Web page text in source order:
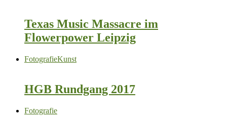
Texas Music Massacre im
Flowerpower Leipzig
FotografieKunst
HGB Rundgang 2017
Fotografie